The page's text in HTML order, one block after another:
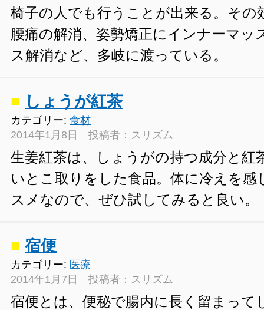
椅子の人でも行うことが出来る。その
腰痛の解消、姿勢矯正にインナーマッ
ス解消など、多岐に渡っている。
■ しょうが紅茶
カテゴリー: 食材
2014年1月8日 投稿者：スリズム
生姜紅茶は、しょうがの持つ成分と紅
いとこ取りをした食品。体に冷えを感
スメなので、ぜひ試してみると良い。
■ 宿便
カテゴリー: 医療
2014年1月7日 投稿者：スリズム
宿便とは、便秘で腸内に長く留まって